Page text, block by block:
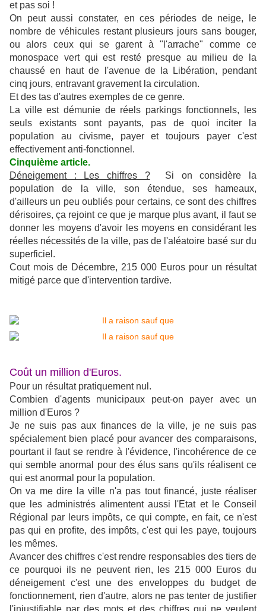
et pas soi !
On peut aussi constater, en ces périodes de neige, le
nombre de véhicules restant plusieurs jours sans bouger,
ou alors ceux qui se garent à "l'arrache" comme ce
monospace vert qui est resté presque au milieu de la
chaussé en haut de l'avenue de la Libération, pendant
cinq jours, entravant gravement la circulation.
Et des tas d'autres exemples de ce genre.
La ville est démunie de réels parkings fonctionnels, les
seuls existants sont payants, pas de quoi inciter la
population au civisme, payer et toujours payer c'est
effectivement anti-fonctionnel.
Cinquième article.
Déneigement : Les chiffres ?Si on considère la
population de la ville, son étendue, ses hameaux,
d'ailleurs un peu oubliés pour certains, ce sont des chiffres
dérisoires, ça rejoint ce que je marque plus avant, il faut se
donner les moyens d'avoir les moyens en considérant les
réelles nécessités de la ville, pas de l'aléatoire basé sur du
superficiel.
Cout mois de Décembre, 215 000 Euros pour un résultat
mitigé parce que d'intervention tardive.
Coût un million d'Euros.
Pour un résultat pratiquement nul.
Combien d'agents municipaux peut-on payer avec un
million d'Euros ?
Je ne suis pas aux finances de la ville, je ne suis pas
spécialement bien placé pour avancer des comparaisons,
pourtant il faut se rendre à l'évidence, l'incohérence de ce
qui semble anormal pour des élus sans qu'ils réalisent ce
qui est anormal pour la population.
On va me dire la ville n'a pas tout financé, juste réaliser
que les administrés alimentent aussi l'Etat et le Conseil
Régional par leurs impôts, ce qui compte, en fait, ce n'est
pas qui en profite, des impôts, c'est qui les paye, toujours
les mêmes.
Avancer des chiffres c'est rendre responsables des tiers de
ce pourquoi ils ne peuvent rien, les 215 000 Euros du
déneigement c'est une des enveloppes du budget de
fonctionnement, rien d'autre, alors ne pas tenter de justifier